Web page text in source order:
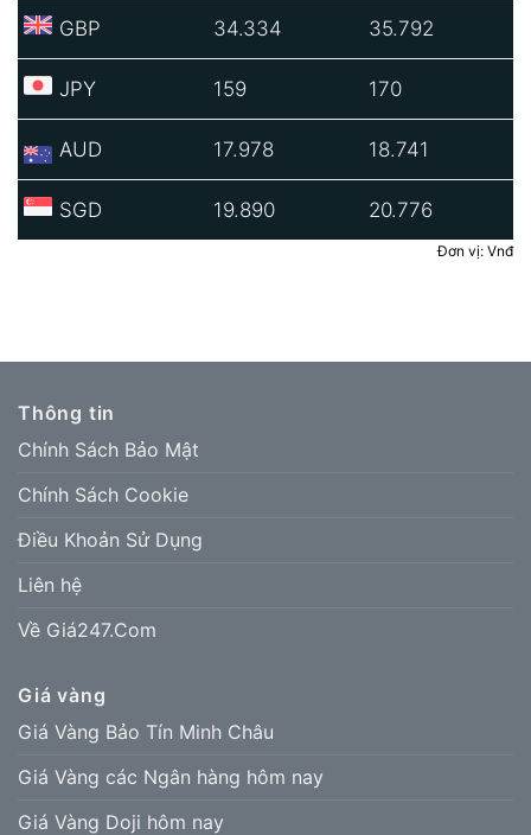
GBP 34.334 35.792
JPY 159 170
AUD 17.978 18.741
SGD 19.890 20.776
Đơn vị: Vnđ
Thông tin
Chính Sách Bảo Mật
Chính Sách Cookie
Điều Khoản Sử Dụng
Liên hệ
Về Giá247.Com
Giá vàng
Giá Vàng Bảo Tín Minh Châu
Giá Vàng các Ngân hàng hôm nay
Giá Vàng Doji hôm nay